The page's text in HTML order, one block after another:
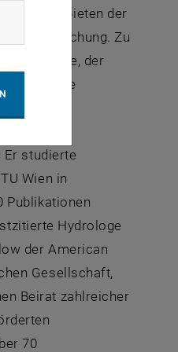
Fachgebieten der
Zu
der
Er studierte
Wien in
Publikationen
Hydrologe
der American
Gesellschaft,
Beirat zahlreicher
70